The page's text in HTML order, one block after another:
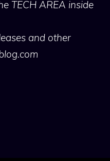
TECH AREA inside
and other